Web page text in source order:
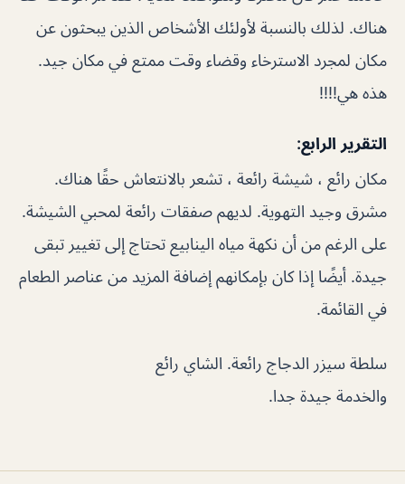
هناك. لذلك بالنسبة لأولئك الأشخاص الذين يبحثون عن
مكان لمجرد الاسترخاء وقضاء وقت ممتع في مكان جيد.
هذه هي!!!!
التقرير الرابع:
مكان رائع ، شيشة رائعة ، تشعر بالانتعاش حقًا هناك.
مشرق وجيد التهوية. لديهم صفقات رائعة لمحبي الشيشة.
على الرغم من أن نكهة مياه الينابيع تحتاج إلى تغيير تبقى
جيدة. أيضًا إذا كان بإمكانهم إضافة المزيد من عناصر الطعام
في القائمة.
سلطة سيزر الدجاج رائعة. الشاي رائع
والخدمة جيدة جدا.